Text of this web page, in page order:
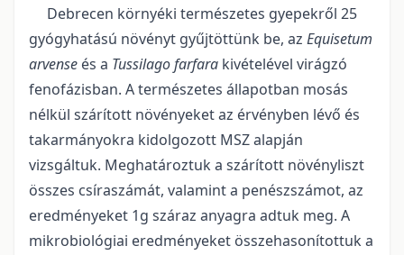
Debrecen környéki természetes gyepekről 25
gyógyhatású növényt gyűjtöttünk be, az Equisetum
arvense és a Tussilago farfara kivételével virágzó
fenofázisban. A természetes állapotban mosás
nélkül szárított növényeket az érvényben lévő és
takarmányokra kidolgozott MSZ alapján
vizsgáltuk. Meghatároztuk a szárított növényliszt
összes csíraszámát, valamint a penészszámot, az
eredményeket 1g száraz anyagra adtuk meg. A
mikrobiológiai eredményeket összehasonítottuk a